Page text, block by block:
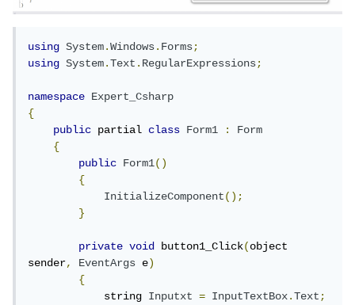
using System.Windows.Forms;
using
System.Text.RegularExpressions;
namespace
Expert_Csharp
{
public partial class Form1 :
Form
{
public
Form1()
{
InitializeComponent();
}
private void button1_Click(object
sender, EventArgs e)
{
            string
Inputxt = InputTextBox.Text;